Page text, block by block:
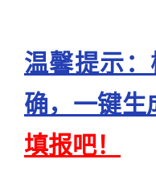
温馨提示
确，一键生
填报吧！